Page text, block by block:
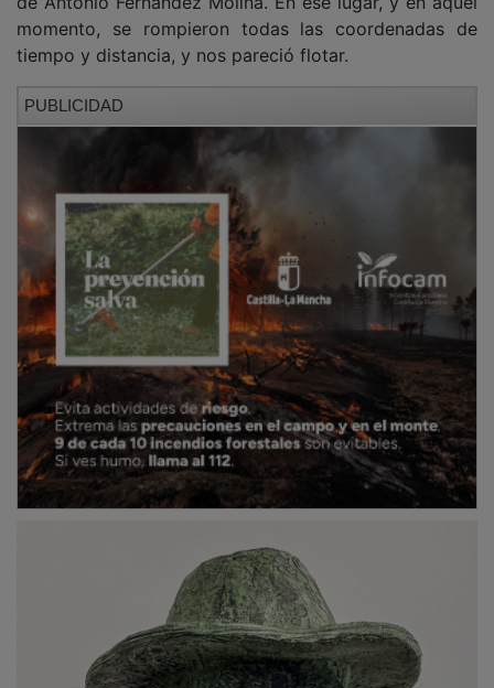
momento, se rompieron todas las coordenadas de
tiempo y distancia, y nos pareció flotar.